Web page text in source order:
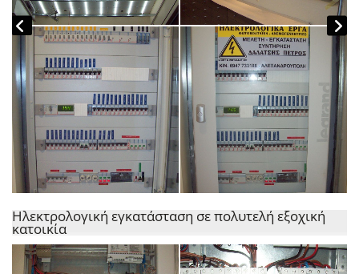
Ηλεκτρολογική εγκατάσταση σε πολυτελή εξοχική
κατοικία